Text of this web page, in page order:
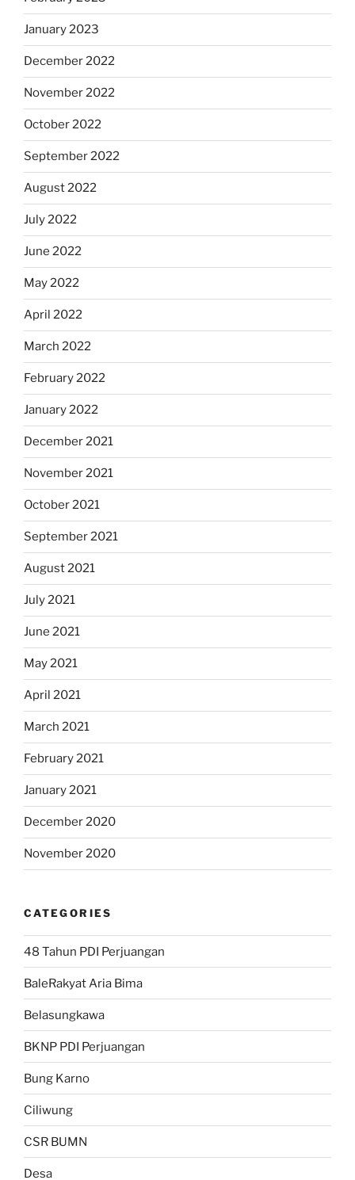
January 2023
December 2022
November 2022
October 2022
September 2022
August 2022
July 2022
June 2022
May 2022
April 2022
March 2022
February 2022
January 2022
December 2021
November 2021
October 2021
September 2021
August 2021
July 2021
June 2021
May 2021
April 2021
March 2021
February 2021
January 2021
December 2020
November 2020
CATEGORIES
48 Tahun PDI Perjuangan
BaleRakyat Aria Bima
Belasungkawa
BKNP PDI Perjuangan
Bung Karno
Ciliwung
CSR BUMN
Desa